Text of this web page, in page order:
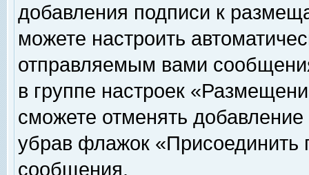
добавления подписи к
можете настроить
отправляемым вами
в группе настроек
сможете отменять
убрав флажок «Присоединить
сообщения.